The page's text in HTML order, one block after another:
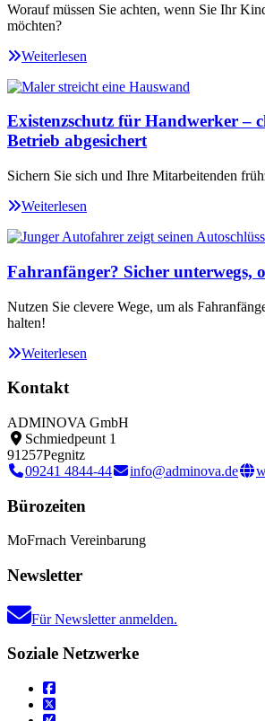
Worauf müssen Sie achten, wenn Sie Ihr
möchten?
Weiterlesen
Existenzschutz für Handwerker –
Betrieb abgesichert
Sichern Sie sich und Ihre Mitarbeitenden
Weiterlesen
Fahranfänger? Sicher unterwegs,
Nutzen Sie clevere Wege, um als
halten!
Weiterlesen
Kontakt
ADMINOVA GmbH
Schmiedpeunt 1
91257Pegnitz
09241 4844-44
info@adminova.de
Bürozeiten
MoFrnach Vereinbarung
Newsletter
Für Newsletter anmelden.
Soziale Netzwerke